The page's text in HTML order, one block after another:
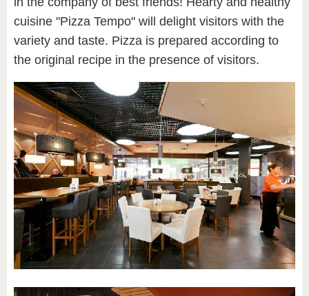
cuisine "Pizza Tempo" will delight visitors with the
variety and taste. Pizza is prepared according to
the original recipe in the presence of visitors.